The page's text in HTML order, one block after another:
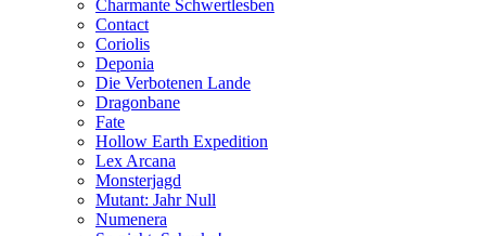
Charmante Schwertlesben
Contact
Coriolis
Deponia
Die Verbotenen Lande
Dragonbane
Fate
Hollow Earth Expedition
Lex Arcana
Monsterjagd
Mutant: Jahr Null
Numenera